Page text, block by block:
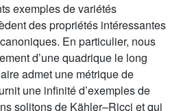
exemples de variétés
des propriétés intéressantes
En particulier, nous
d’une quadrique le long
admet une métrique de
une infinité d’exemples de
solitons de Kähler–Ricci et qui